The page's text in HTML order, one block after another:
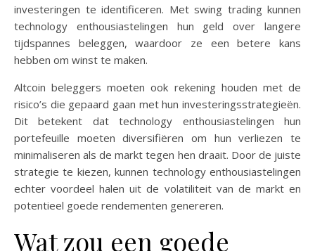
investeringen te identificeren. Met swing trading kunnen
technology enthousiastelingen hun geld over langere
tijdspannes beleggen, waardoor ze een betere kans
hebben om winst te maken.
Altcoin beleggers moeten ook rekening houden met de
risico’s die gepaard gaan met hun investeringsstrategieën.
Dit betekent dat technology enthousiastelingen hun
portefeuille moeten diversifiëren om hun verliezen te
minimaliseren als de markt tegen hen draait. Door de juiste
strategie te kiezen, kunnen technology enthousiastelingen
echter voordeel halen uit de volatiliteit van de markt en
potentieel goede rendementen genereren.
Wat zou een goede